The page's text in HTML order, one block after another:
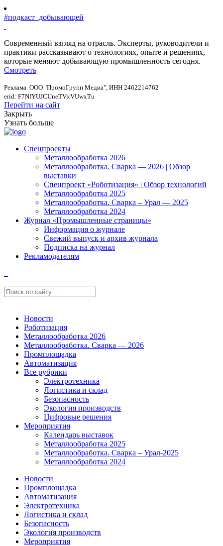
#подкаст_добывающей
Современный взгляд на отрасль. Эксперты, руководители и
практики рассказывают о технологиях, опыте и решениях,
которые меняют добывающую промышленность сегодня.
Смотреть
Реклама. ООО "ПромоГрупп Медиа", ИНН 2462214762
erid: F7NfYUJCUneTVxVUwxTu
Перейти на сайт
Закрыть
Узнать больше
Спецпроекты
Металлообработка 2026
Металлообработка. Сварка — 2026 | Обзор
выставки
Спецпроект «Роботизация» | Обзор технологий
Металлообработка 2025
Металлообработка. Сварка – Урал — 2025
Металлообработка 2024
Журнал «Промышленные страницы»
Информация о журнале
Свежий выпуск и архив журнала
Подписка на журнал
Рекламодателям
Новости
Роботизация
Металлообработка 2026
Металлообработка. Сварка — 2026
Промплощадка
Автоматизация
Все рубрики
Электротехника
Логистика и склад
Безопасность
Экология производств
Цифровые решения
Мероприятия
Календарь выставок
Металлообработка 2025
Металлообработка. Сварка – Урал-2025
Металлообработка 2024
Новости
Промплощадка
Автоматизация
Электротехника
Логистика и склад
Безопасность
Экология производств
Мероприятия